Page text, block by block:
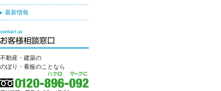
最新情報
不動産・建築の
のぼり・看板のことなら